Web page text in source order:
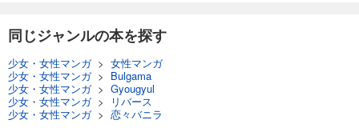
融点～とけあい～【タテヨミ】第39話
82 円 (税込)
同じジャンルの本を探す
少女・女性マンガ> 女性マンガ
少女・女性マンガ> Bulgama
少女・女性マンガ> Gyougyul
少女・女性マンガ>
リバース
少女・女性マンガ> 恋々バニラ